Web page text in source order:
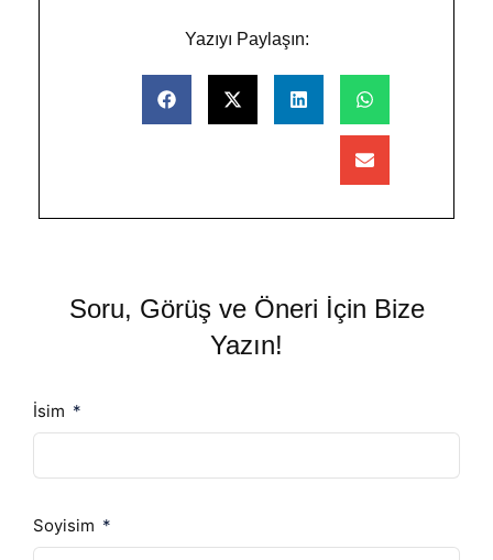
Yazıyı Paylaşın:
Soru, Görüş ve Öneri İçin Bize
Yazın!
İsim
Soyisim